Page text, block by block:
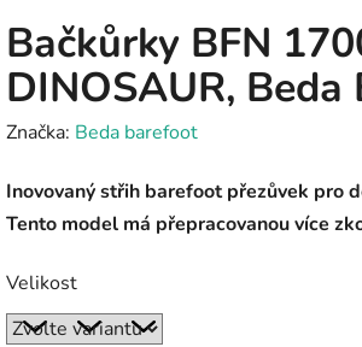
Bačkůrky BFN
DINOSAUR,
Značka: Beda barefoot
Inovovaný střih barefoot přezůvek pro
Tento model má přepracovanou více
Velikost